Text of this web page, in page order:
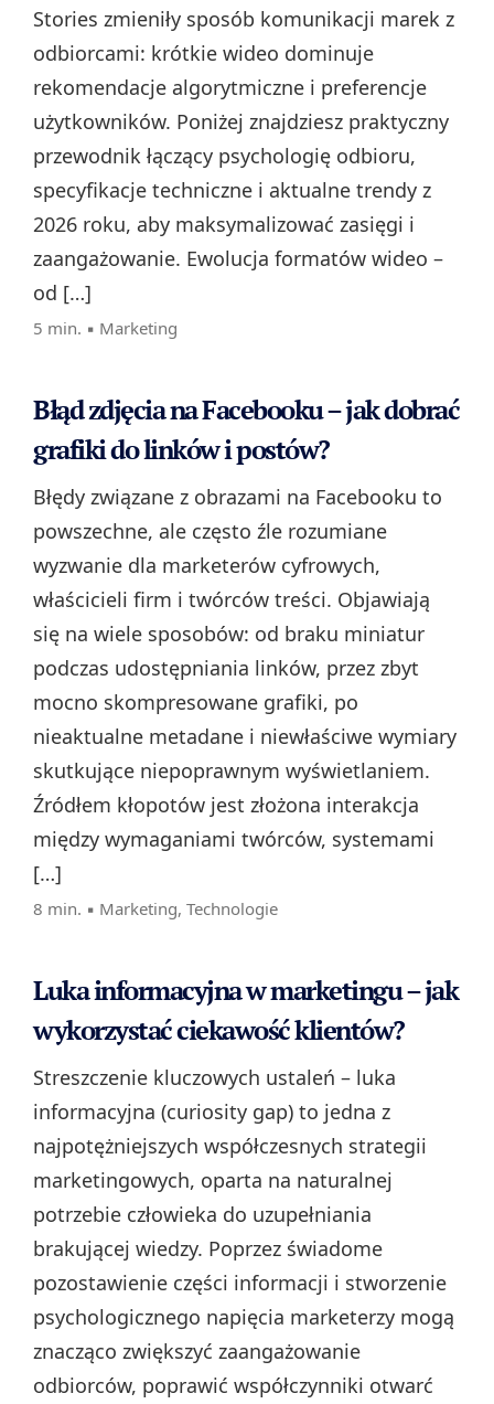
Stories zmieniły sposób komunikacji marek z
odbiorcami: krótkie wideo dominuje
rekomendacje algorytmiczne i preferencje
użytkowników. Poniżej znajdziesz praktyczny
przewodnik łączący psychologię odbioru,
specyfikacje techniczne i aktualne trendy z
2026 roku, aby maksymalizować zasięgi i
zaangażowanie. Ewolucja formatów wideo –
od […]
5 min. ▪ Marketing
Błąd zdjęcia na Facebooku – jak dobrać
grafiki do linków i postów?
Błędy związane z obrazami na Facebooku to
powszechne, ale często źle rozumiane
wyzwanie dla marketerów cyfrowych,
właścicieli firm i twórców treści. Objawiają
się na wiele sposobów: od braku miniatur
podczas udostępniania linków, przez zbyt
mocno skompresowane grafiki, po
nieaktualne metadane i niewłaściwe wymiary
skutkujące niepoprawnym wyświetlaniem.
Źródłem kłopotów jest złożona interakcja
między wymaganiami twórców, systemami
[…]
8 min. ▪ Marketing, Technologie
Luka informacyjna w marketingu – jak
wykorzystać ciekawość klientów?
Streszczenie kluczowych ustaleń – luka
informacyjna (curiosity gap) to jedna z
najpotężniejszych współczesnych strategii
marketingowych, oparta na naturalnej
potrzebie człowieka do uzupełniania
brakującej wiedzy. Poprzez świadome
pozostawienie części informacji i stworzenie
psychologicznego napięcia marketerzy mogą
znacząco zwiększyć zaangażowanie
odbiorców, poprawić współczynniki otwarć